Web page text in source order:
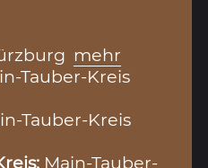
mehr
Tauber-Kreis
Tauber-Kreis
Main-Tauber-